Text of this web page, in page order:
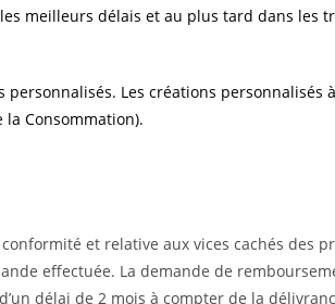
meilleurs délais et au plus tard dans les
Les créations
Consommation).
et relative aux vices cachés des
effectuée. La demande de
délai de 2 mois à compter de la